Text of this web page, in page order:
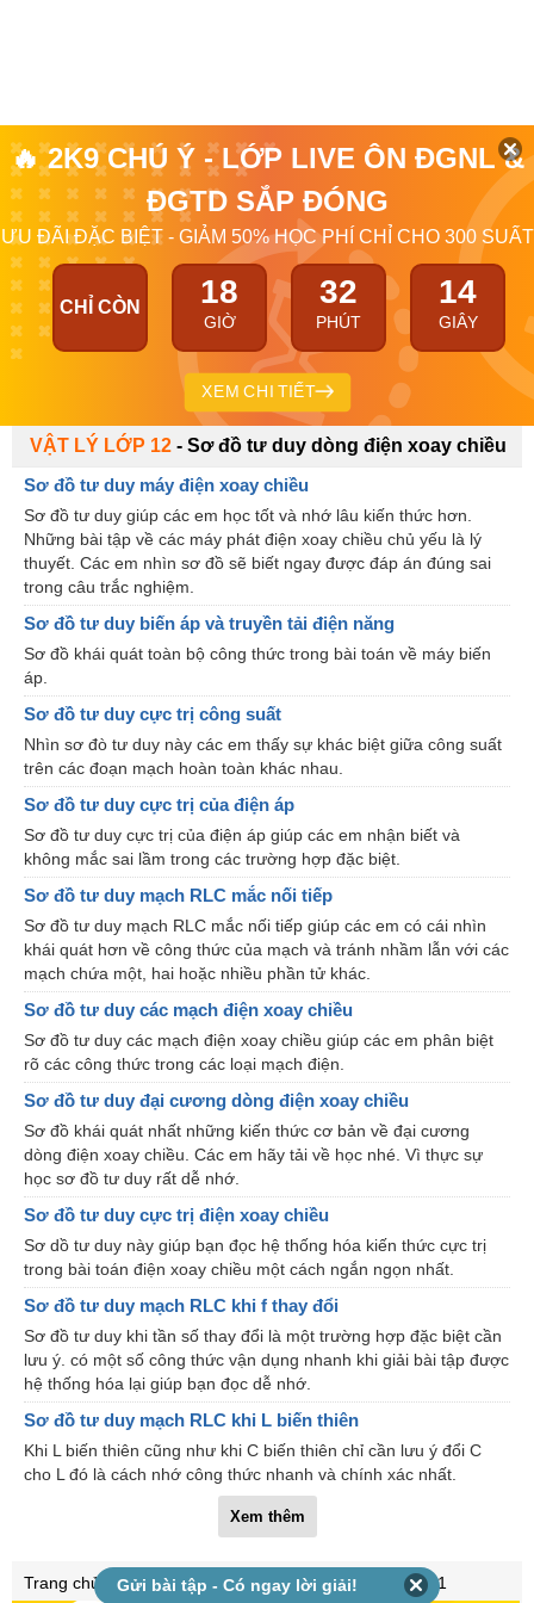
🔥 2K9 CHÚ Ý - LỚP LIVE ÔN ĐGNL &
ĐGTD SẮP ĐÓNG
ƯU ĐÃI ĐẶC BIỆT - GIẢM 50% HỌC PHÍ CHỈ CHO 300 SUẤT
CHỈ CÒN 18
GIỜ
32
PHÚT
14
GIÂY
XEM CHI TIẾT
VẬT LÝ LỚP 12 - Sơ đồ tư duy dòng điện xoay chiều
Sơ đồ tư duy máy điện xoay chiều
Sơ đồ tư duy giúp các em học tốt và nhớ lâu kiến thức hơn.
Những bài tập về các máy phát điện xoay chiều chủ yếu là lý
thuyết. Các em nhìn sơ đồ sẽ biết ngay được đáp án đúng sai
trong câu trắc nghiệm.
Sơ đồ tư duy biến áp và truyền tải điện năng
Sơ đồ khái quát toàn bộ công thức trong bài toán về máy biến
áp.
Sơ đồ tư duy cực trị công suất
Nhìn sơ đò tư duy này các em thấy sự khác biệt giữa công suất
trên các đoạn mạch hoàn toàn khác nhau.
Sơ đồ tư duy cực trị của điện áp
Sơ đồ tư duy cực trị của điện áp giúp các em nhận biết và
không mắc sai lầm trong các trường hợp đặc biệt.
Sơ đồ tư duy mạch RLC mắc nối tiếp
Sơ đồ tư duy mạch RLC mắc nối tiếp giúp các em có cái nhìn
khái quát hơn về công thức của mạch và tránh nhầm lẫn với các
mạch chứa một, hai hoặc nhiều phần tử khác.
Sơ đồ tư duy các mạch điện xoay chiều
Sơ đồ tư duy các mạch điện xoay chiều giúp các em phân biệt
rõ các công thức trong các loại mạch điện.
Sơ đồ tư duy đại cương dòng điện xoay chiều
Sơ đồ khái quát nhất những kiến thức cơ bản về đại cương
dòng điện xoay chiều. Các em hãy tải về học nhé. Vì thực sự
học sơ đồ tư duy rất dễ nhớ.
Sơ đồ tư duy cực trị điện xoay chiều
Sơ dồ tư duy này giúp bạn đọc hệ thống hóa kiến thức cực trị
trong bài toán điện xoay chiều một cách ngắn ngọn nhất.
Sơ đồ tư duy mạch RLC khi f thay đổi
Sơ đồ tư duy khi tần số thay đổi là một trường hợp đặc biệt cần
lưu ý. có một số công thức vận dụng nhanh khi giải bài tập được
hệ thống hóa lại giúp bạn đọc dễ nhớ.
Sơ đồ tư duy mạch RLC khi L biến thiên
Khi L biến thiên cũng như khi C biến thiên chỉ cần lưu ý đổi C
cho L đó là cách nhớ công thức nhanh và chính xác nhất.
Xem thêm
Trang chủ Vật lý lớp 12 Vật lý lớp 11
Gửi bài tập - Có ngay lời giải!